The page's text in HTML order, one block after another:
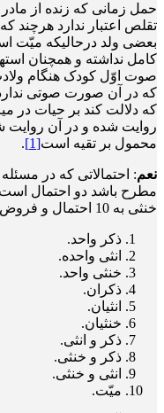
حمل زمانی که زنده از
تقلص اعتبار ندارد
بعضی ولد درحالی­که میّت
کامل نداشته و همچنان
صوت اوّل کودک هنگام
که در آن صورت صوتی
که دلالت کند بر حیات در
روایت شده و در آن
محمول بر تقیه است[1]
.
نعم: احتمالاتی که در
مطرح باشد دو احتمال است
خنثی به 10 احتمال و فروض می رسد که به ترتیب یادآور می شویم:
ذکر واحد.
انثی واحده.
خنثی واحد.
ذکران.
انثیان.
خنثیان.
ذکر و انثی.
ذکر و خنثی.
انثی و خنثی.
میّت.